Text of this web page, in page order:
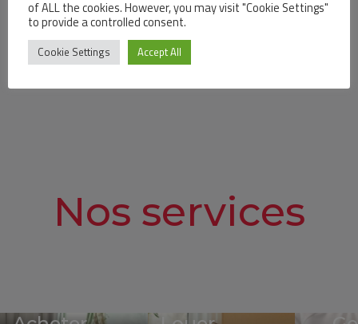
Voir tous les biens en location
Nos services
of ALL the cookies. However, you may visit "Cookie Settings"
to provide a controlled consent.
Cookie Settings Accept All